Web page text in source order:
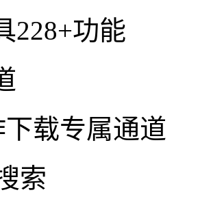
228+功能
载专属通道
索